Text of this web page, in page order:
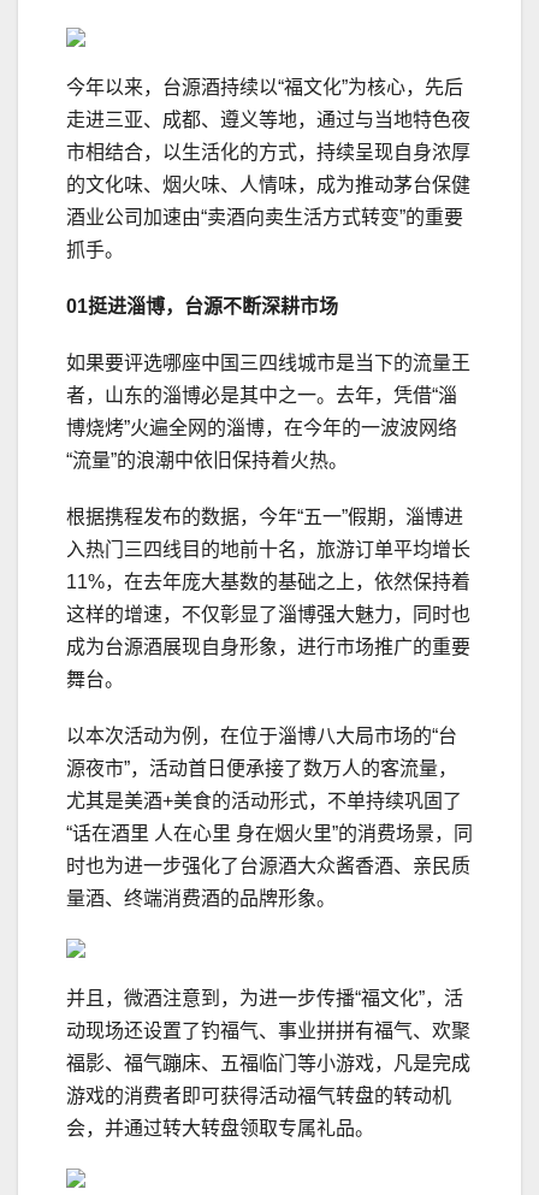
今年以来，台源酒持续以“福文化”为核心，先后
走进三亚、成都、遵义等地，通过与当地特色夜
市相结合，以生活化的方式，持续呈现自身浓厚
的文化味、烟火味、人情味，成为推动茅台保健
酒业公司加速由“卖酒向卖生活方式转变”的重要
抓手。
01挺进淄博，台源不断深耕市场
如果要评选哪座中国三四线城市是当下的流量王
者，山东的淄博必是其中之一。去年，凭借“淄
博烧烤”火遍全网的淄博，在今年的一波波网络
“流量”的浪潮中依旧保持着火热。
根据携程发布的数据，今年“五一”假期，淄博进
入热门三四线目的地前十名，旅游订单平均增长
11%，在去年庞大基数的基础之上，依然保持着
这样的增速，不仅彰显了淄博强大魅力，同时也
成为台源酒展现自身形象，进行市场推广的重要
舞台。
以本次活动为例，在位于淄博八大局市场的“台
源夜市”，活动首日便承接了数万人的客流量，
尤其是美酒+美食的活动形式，不单持续巩固了
“话在酒里 人在心里 身在烟火里”的消费场景，同
时也为进一步强化了台源酒大众酱香酒、亲民质
量酒、终端消费酒的品牌形象。
并且，微酒注意到，为进一步传播“福文化”，活
动现场还设置了钓福气、事业拼拼有福气、欢聚
福影、福气蹦床、五福临门等小游戏，凡是完成
游戏的消费者即可获得活动福气转盘的转动机
会，并通过转大转盘领取专属礼品。